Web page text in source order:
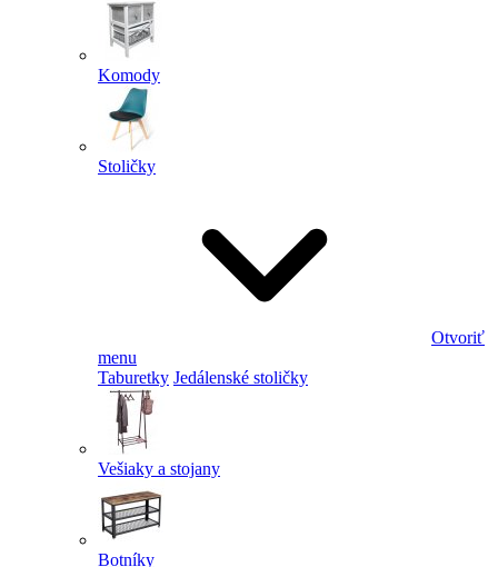
Komody
Stoličky
Otvoriť
menu
Taburetky Jedálenské stoličky
Vešiaky a stojany
Botníky